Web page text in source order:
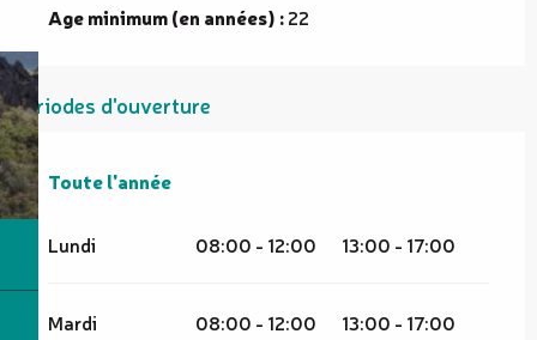
Age minimum (en années) :22
Périodes d'ouverture
Toute l'année
Toute l'année
Lundi 08:00 - 12:00 13:00 - 17:00
Mardi 08:00 - 12:00 13:00 - 17:00